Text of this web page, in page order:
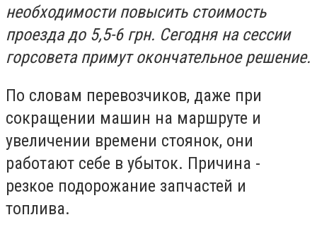
необходимости повысить стоимость
проезда до 5,5-6 грн. Сегодня на сессии
горсовета примут окончательное решение.
По словам перевозчиков, даже при
сокращении машин на маршруте и
увеличении времени стоянок, они
работают себе в убыток. Причина -
резкое подорожание запчастей и
топлива.